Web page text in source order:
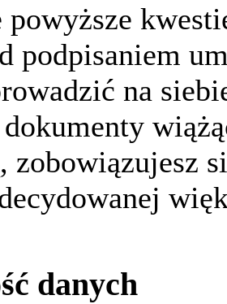
podpisaniem
na
zobowiązujesz
danych